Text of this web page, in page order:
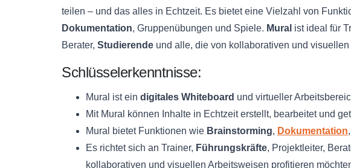
teilen – und das alles in Echtzeit. Es bietet eine Vielzahl von
Dokumentation, Gruppenübungen und Spiele. Mural ist ideal für
Berater, Studierende und alle, die von kollaborativen und
Schlüsselerkenntnisse:
Mural ist ein digitales Whiteboard und virtueller
Mit Mural können Inhalte in Echtzeit erstellt, bearbeitet und
Mural bietet Funktionen wie Brainstorming, Dokumentation
Es richtet sich an Trainer, Führungskräfte, Projektleiter,
kollaborativen und visuellen Arbeitsweisen profitieren